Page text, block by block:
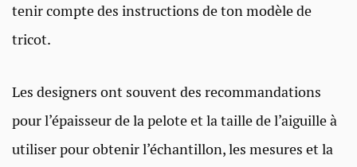
tenir compte des instructions de ton modèle de
tricot.
Les designers ont souvent des recommandations
pour l’épaisseur de la pelote et la taille de l’aiguille à
utiliser pour obtenir l’échantillon, les mesures et la